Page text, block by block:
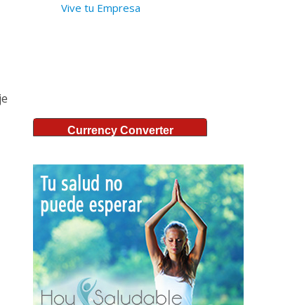
Vive tu Empresa
Currency Converter